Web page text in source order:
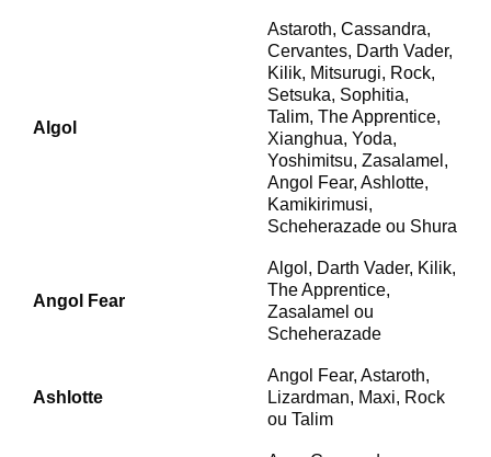
Algol
Astaroth, Cassandra,
Cervantes, Darth Vader,
Kilik, Mitsurugi, Rock,
Setsuka, Sophitia,
Talim, The Apprentice,
Xianghua, Yoda,
Yoshimitsu, Zasalamel,
Angol Fear, Ashlotte,
Kamikirimusi,
Scheherazade ou Shura
Angol Fear
Algol, Darth Vader, Kilik,
The Apprentice,
Zasalamel ou
Scheherazade
Ashlotte
Angol Fear, Astaroth,
Lizardman, Maxi, Rock
ou Talim